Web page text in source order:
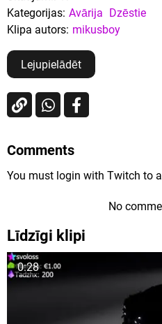
Kategorijas: Avārija Dzēstie
Klipa autors: mikusboy
Lejupielādēt
Comments
You must login with Twitch to
No
Līdzīgi klipi
0:28